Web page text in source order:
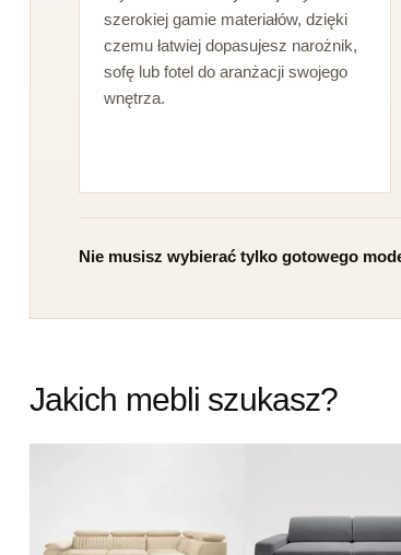
szerokiej gamie materiałów, dzięki
czemu łatwiej dopasujesz narożnik,
sofę lub fotel do aranżacji swojego
wnętrza.
Nie musisz wybierać tylko gotowego
Jakich mebli szukasz?